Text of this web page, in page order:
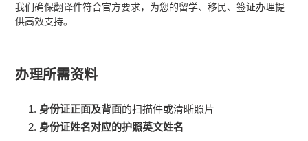
我们确保翻译件符合官方要求，为您的留学、移民、签证办理提
供高效支持。
办理所需资料
身份证正面及背面的扫描件或清晰照片
身份证姓名对应的护照英文姓名